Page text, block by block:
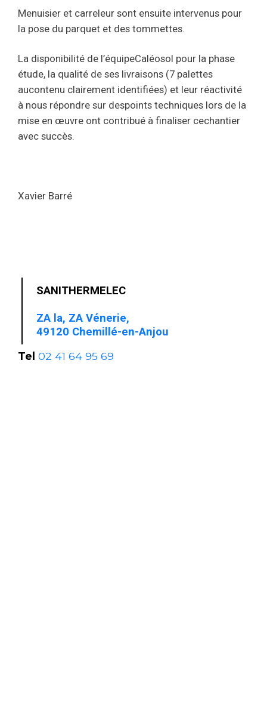
Menuisier et carreleur sont ensuite intervenus pour
la pose du parquet et des tommettes.
La disponibilité de l’équipeCaléosol pour la phase
étude, la qualité de ses livraisons (7 palettes
aucontenu clairement identifiées) et leur réactivité
à nous répondre sur despoints techniques lors de la
mise en œuvre ont contribué à finaliser cechantier
avec succès.
Xavier Barré
SANITHERMELEC
ZA la, ZA Vénerie,
49120 Chemillé-en-Anjou
Tel 02 41 64 95 69